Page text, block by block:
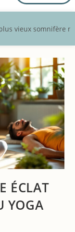
vieux somnifère
ÉCLAT
YOGA